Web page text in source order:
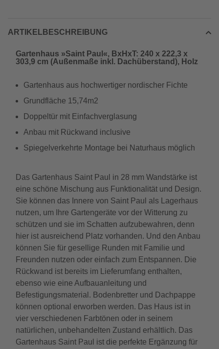
ARTIKELBESCHREIBUNG
Gartenhaus »Saint Paul«, BxHxT: 240 x 222,3 x
303,9 cm (Außenmaße inkl. Dachüberstand), Holz
Gartenhaus aus hochwertiger nordischer Fichte
Grundfläche 15,74m2
Doppeltür mit Einfachverglasung
Anbau mit Rückwand inclusive
Spiegelverkehrte Montage bei Naturhaus möglich
Das Gartenhaus Saint Paul in 28 mm Wandstärke ist
eine schöne Mischung aus Funktionalität und Design.
Sie können das Innere von Saint Paul als Lagerhaus
nutzen, um Ihre Gartengeräte vor der Witterung zu
schützen und sie im Schatten aufzubewahren, denn
hier ist ausreichend Platz vorhanden. Und den Anbau
können Sie für gesellige Runden mit Familie und
Freunden nutzen oder einfach zum Entspannen. Die
Rückwand ist bereits im Lieferumfang enthalten,
ebenso wie eine Aufbauanleitung und
Befestigungsmaterial. Bodenbretter und Dachpappe
können optional erworben werden. Das Haus ist in
vier verschiedenen Farbtönen oder in seinem
natürlichen, unbehandelten Zustand erhältlich. Das
Gartenhaus Saint Paul ist die perfekte Ergänzung für